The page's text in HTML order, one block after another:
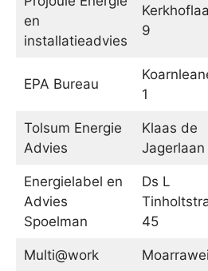
en
installatieadvies
9
EPA Bureau
1
Tolsum Energie
Advies
Klaas de
Jagerlaan
Energielabel en
Advies
Spoelman
Ds L
45
Multi@work